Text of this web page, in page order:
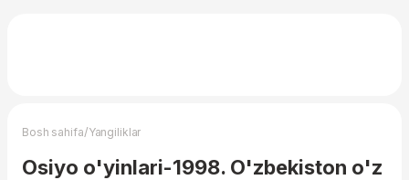
Bosh sahifa/Yangiliklar
Osiyo o'yinlari-1998. O'zbekiston o'z